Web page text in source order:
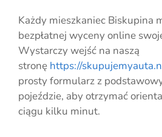
Każdy mieszkaniec Biskupina
bezpłatnej wyceny online
Wystarczy wejść na naszą
stronę https://
prosty formularz z
pojeździe, aby otrzymać
ciągu kilku minut.